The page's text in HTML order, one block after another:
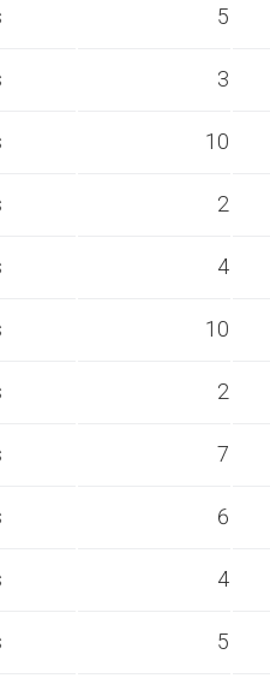
5
3
10
2
4
10
2
7
6
4
5